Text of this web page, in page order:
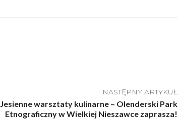
NASTĘPNY ARTYKUŁ
Jesienne warsztaty kulinarne – Olenderski Park
Etnograficzny w Wielkiej Nieszawce zaprasza!